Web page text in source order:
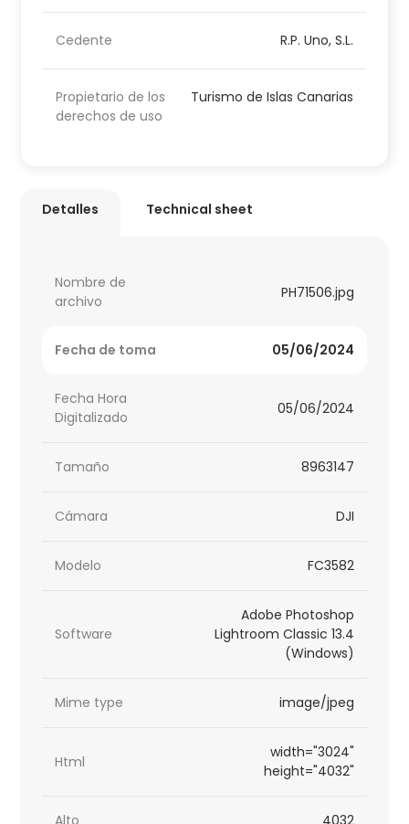
Cedente R.P. Uno, S.L.
Propietario de los
derechos de uso
Turismo de Islas Canarias
Detalles Technical sheet
Nombre de
archivo
PH71506.jpg
Fecha de toma 05/06/2024
Fecha Hora
Digitalizado
05/06/2024
Tamaño 8963147
Cámara DJI
Modelo FC3582
Software
Adobe Photoshop
Lightroom Classic 13.4
(Windows)
Mime type image/jpeg
Html
width="3024"
height="4032"